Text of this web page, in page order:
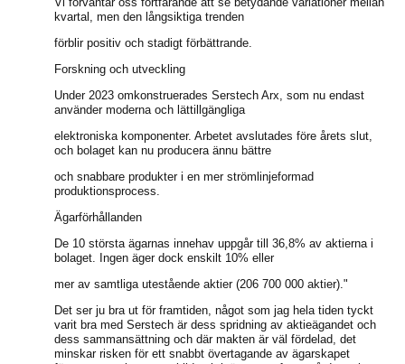
kvartal, men den långsiktiga trenden
förblir positiv och stadigt förbättrande.
Forskning och utveckling
Under 2023 omkonstruerades Serstech Arx, som nu endast
använder moderna och lättillgängliga
elektroniska komponenter. Arbetet avslutades före årets slut,
och bolaget kan nu producera ännu bättre
och snabbare produkter i en mer strömlinjeformad
produktionsprocess.
Ägarförhållanden
De 10 största ägarnas innehav uppgår till 36,8% av aktierna i
bolaget. Ingen äger dock enskilt 10% eller
mer av samtliga utestående aktier (206 700 000 aktier)."
Det ser ju bra ut för framtiden, något som jag hela tiden tyckt
varit bra med Serstech är dess spridning av aktieägandet och
dess sammansättning och där makten är väl fördelad, det
minskar risken för ett snabbt övertagande av ägarskapet